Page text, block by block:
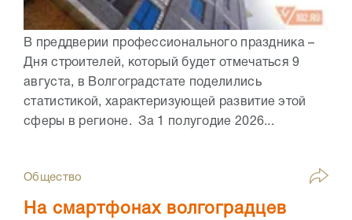
В преддверии профессионального праздника –
Дня строителей, который будет отмечаться 9
августа, в Волгоградстате поделились
статистикой, характеризующей развитие этой
сферы в регионе. За 1 полугодие 2026...
Общество
На смартфонах волгоградцев